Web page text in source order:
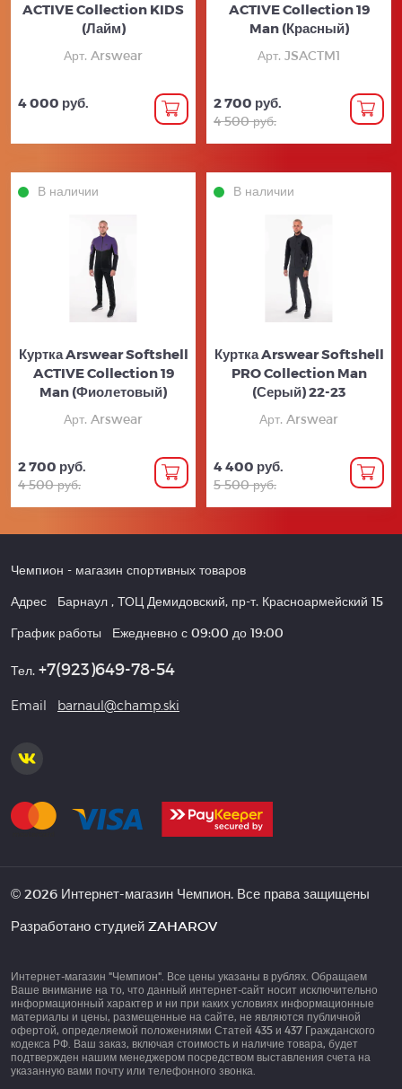
ACTIVE Collection KIDS
(Лайм)
Арт. Arswear
4 000 руб.
ACTIVE Collection 19
Man (Красный)
Арт. JSACTM1
2 700 руб.
4 500 руб.
В наличии
Куртка Arswear Softshell
ACTIVE Collection 19
Man (Фиолетовый)
Арт. Arswear
2 700 руб.
4 500 руб.
В наличии
Куртка Arswear Softshell
PRO Collection Man
(Серый) 22-23
Арт. Arswear
4 400 руб.
5 500 руб.
Чемпион - магазин спортивных товаров
Адрес Барнаул , ТОЦ Демидовский, пр-т. Красноармейский 15
График работы Ежедневно с 09:00 до 19:00
Тел. +7(923)649-78-54
Email barnaul@champ.ski
© 2026 Интернет-магазин Чемпион. Все права защищены
Разработано студией ZAHAROV
Интернет-магазин "Чемпион". Все цены указаны в рублях. Обращаем
Ваше внимание на то, что данный интернет-сайт носит исключительно
информационный характер и ни при каких условиях информационные
материалы и цены, размещенные на сайте, не являются публичной
офертой, определяемой положениями Статей 435 и 437 Гражданского
кодекса РФ. Ваш заказ, включая стоимость и наличие товара, будет
подтвержден нашим менеджером посредством выставления счета на
указанную вами почту или телефонного звонка.